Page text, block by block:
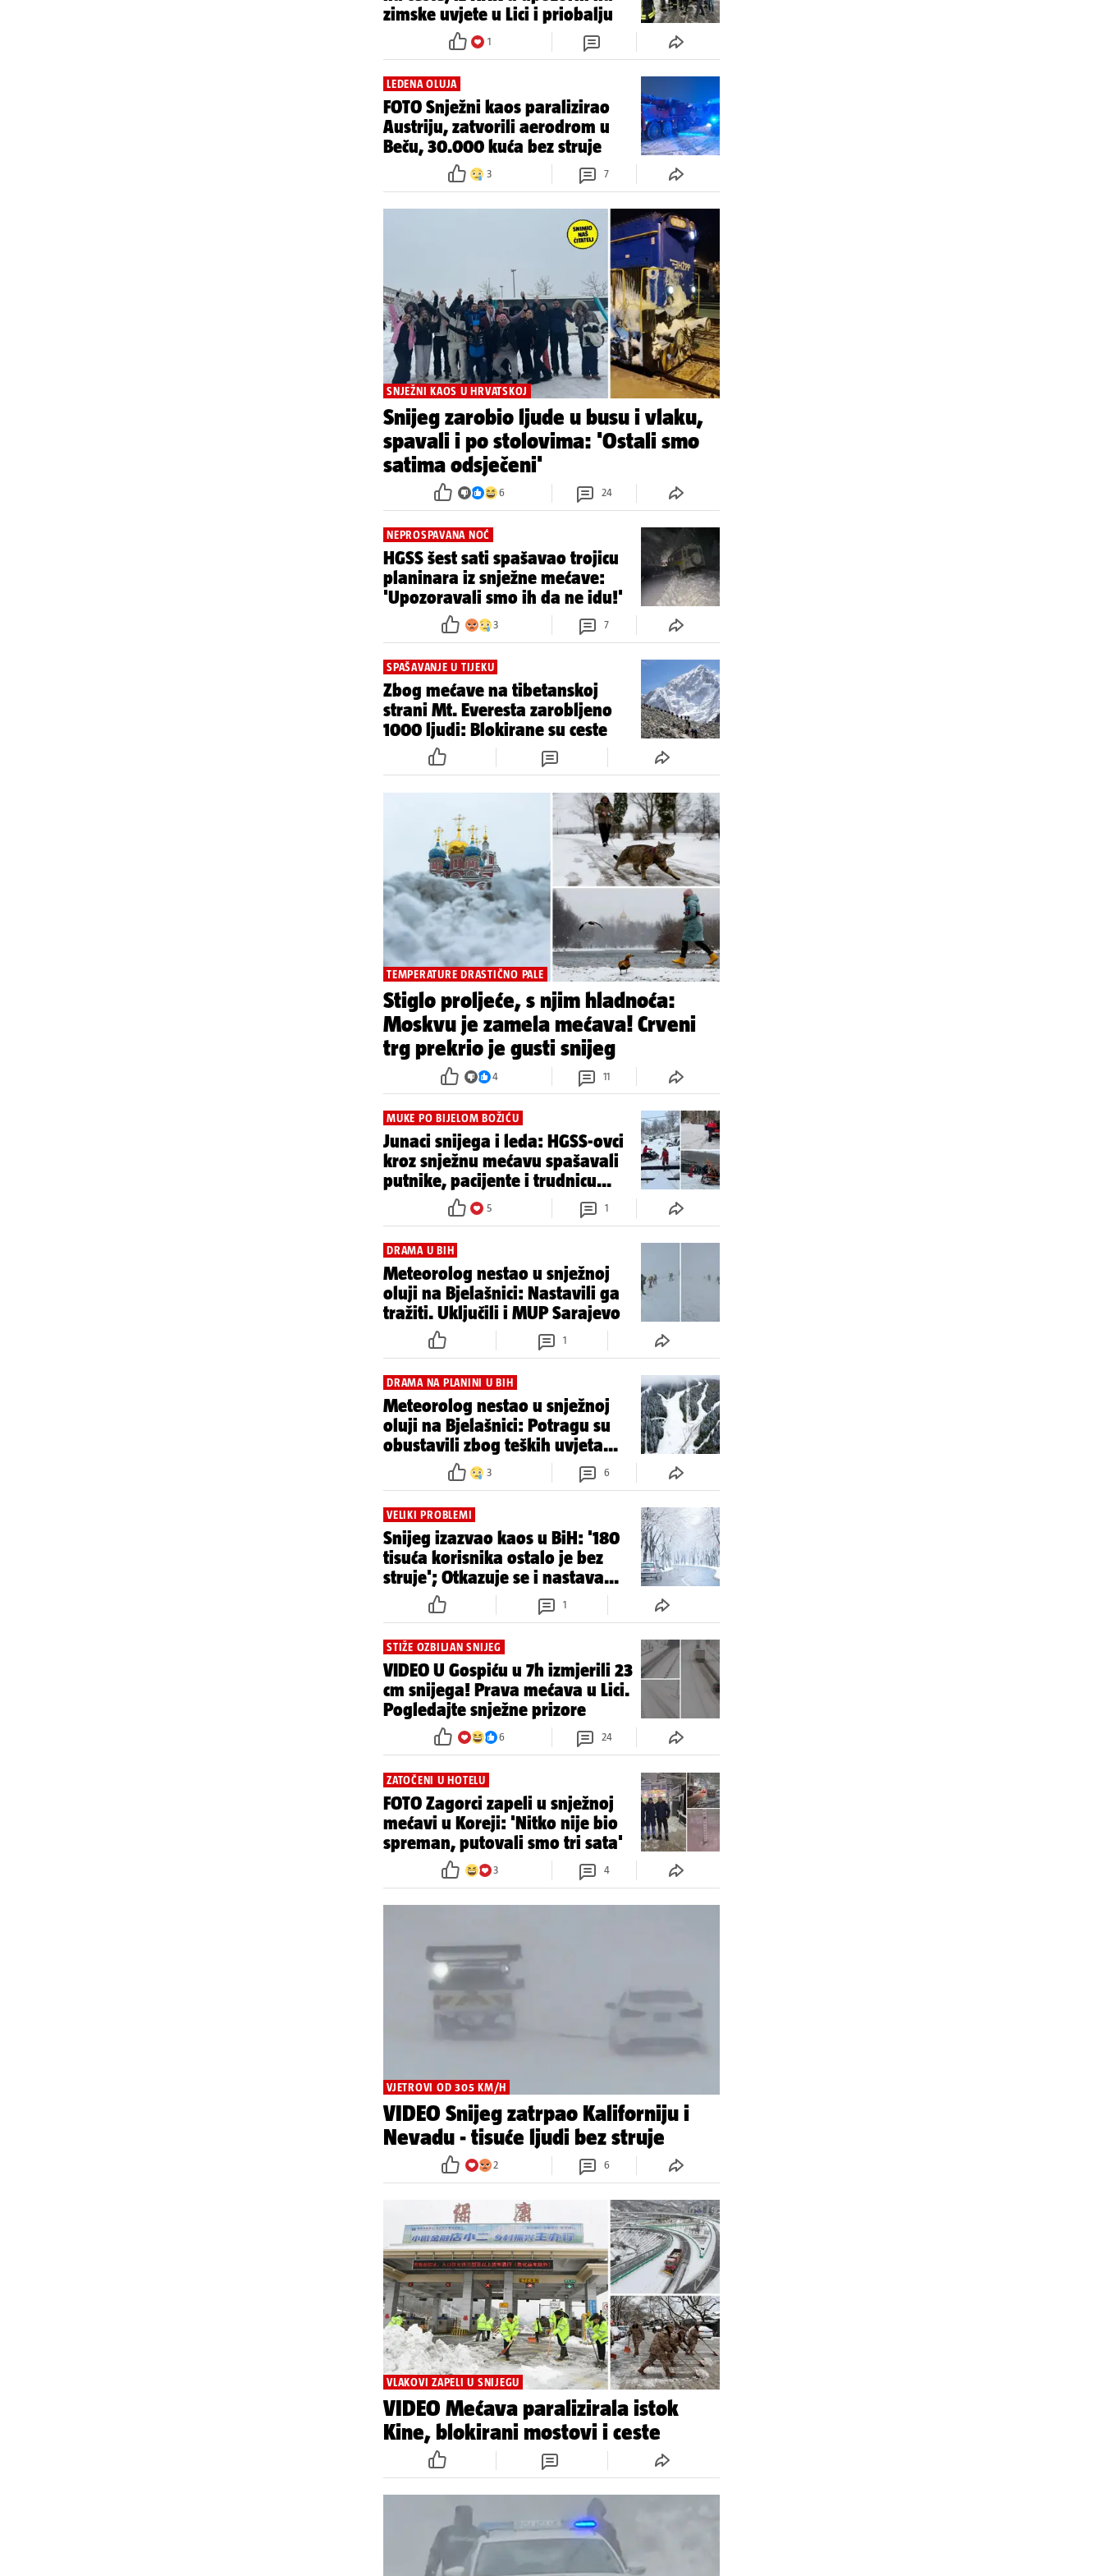
zimske uvjete u Lici i priobalju
1
LEDENA OLUJA
FOTO Snježni kaos paralizirao
Austriju, zatvorili aerodrom u
Beču, 30.000 kuća bez struje
3 7
SNJEŽNI KAOS U HRVATSKOJ
Snijeg zarobio ljude u busu i vlaku,
spavali i po stolovima: 'Ostali smo
satima odsječeni'
6 24
NEPROSPAVANA NOĆ
HGSS šest sati spašavao trojicu
planinara iz snježne mećave:
'Upozoravali smo ih da ne idu!'
3 7
SPAŠAVANJE U TIJEKU
Zbog mećave na tibetanskoj
strani Mt. Everesta zarobljeno
1000 ljudi: Blokirane su ceste
TEMPERATURE DRASTIČNO PALE
Stiglo proljeće, s njim hladnoća:
Moskvu je zamela mećava! Crveni
trg prekrio je gusti snijeg
4 11
MUKE PO BIJELOM BOŽIĆU
Junaci snijega i leda: HGSS-ovci
kroz snježnu mećavu spašavali
putnike, pacijente i trudnicu...
5 1
DRAMA U BIH
Meteorolog nestao u snježnoj
oluji na Bjelašnici: Nastavili ga
tražiti. Uključili i MUP Sarajevo
1
DRAMA NA PLANINI U BIH
Meteorolog nestao u snježnoj
oluji na Bjelašnici: Potragu su
obustavili zbog teških uvjeta...
3 6
VELIKI PROBLEMI
Snijeg izazvao kaos u BiH: '180
tisuća korisnika ostalo je bez
struje'; Otkazuje se i nastava...
1
STIŽE OZBILJAN SNIJEG
VIDEO U Gospiću u 7h izmjerili 23
cm snijega! Prava mećava u Lici.
Pogledajte snježne prizore
6 24
ZATOČENI U HOTELU
FOTO Zagorci zapeli u snježnoj
mećavi u Koreji: 'Nitko nije bio
spreman, putovali smo tri sata'
3 4
VJETROVI OD 305 KM/H
VIDEO Snijeg zatrpao Kaliforniju i
Nevadu - tisuće ljudi bez struje
2 6
VLAKOVI ZAPELI U SNIJEGU
VIDEO Mećava paralizirala istok
Kine, blokirani mostovi i ceste